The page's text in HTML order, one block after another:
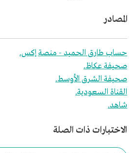
المصادر
حساب طارق الحميد - منصة إكس.
صحيفة عكاظ.
صحيفة الشرق الأوسط.
القناة السعودية.
شاهد.
الاختبارات ذات الصلة